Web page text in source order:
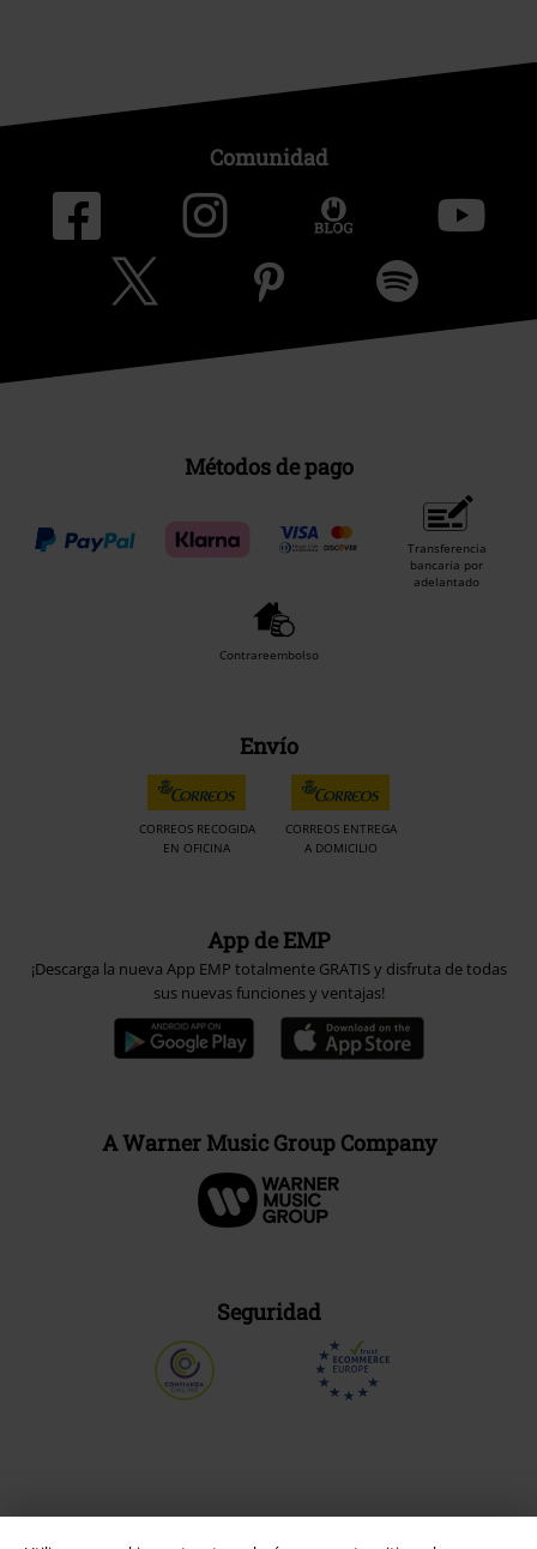
Comunidad
Métodos de pago
Transferencia
bancaria por
adelantado
Contrareembolso
Envío
CORREOS RECOGIDA
EN OFICINA
CORREOS ENTREGA
A DOMICILIO
App de EMP
¡Descarga la nueva App EMP totalmente GRATIS y disfruta de todas
sus nuevas funciones y ventajas!
A Warner Music Group Company
Seguridad